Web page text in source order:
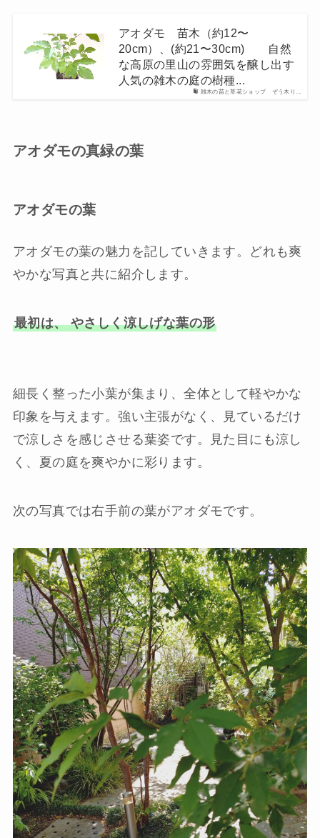
雑木の苗と草花ショップ ぞう木り...
アオダモ 苗木（約12〜
20cm）、(約21〜30cm) 自然
な高原の里山の雰囲気を醸し出す
人気の雑木の庭の樹種...
アオダモの真緑の葉
アオダモの葉
アオダモの葉の魅力を記していきます。どれも爽
やかな写真と共に紹介します。
最初は、 やさしく涼しげな葉の形
細長く整った小葉が集まり、全体として軽やかな
印象を与えます。強い主張がなく、見ているだけ
で涼しさを感じさせる葉姿です。見た目にも涼し
く、夏の庭を爽やかに彩ります。
次の写真では右手前の葉がアオダモです。